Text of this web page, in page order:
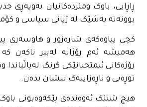
ڕاڕایی، باوک ومێردەکانیان بەوپەڕی
بوونەتە بەشێک لە ژیانی سیاسی و
کچی پیاوەکەی شارەزور و هاوسەری
هەمیشە ئەم رۆژانە لەبیر ناکەن کە
رۆژەکانی ئیمتحیانێکی گرنگ
توڕەیی و ناڕەزاییەک نیشان بدەن.
هیچ شتێک ئەوەندەی پێکەوەبونی